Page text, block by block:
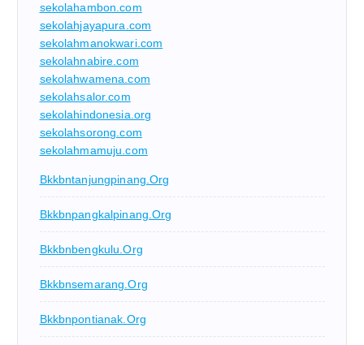
sekolahambon.com
sekolahjayapura.com
sekolahmanokwari.com
sekolahnabire.com
sekolahwamena.com
sekolahsalor.com
sekolahindonesia.org
sekolahsorong.com
sekolahmamuju.com
Bkkbntanjungpinang.org
Bkkbnpangkalpinang.org
Bkkbnbengkulu.org
Bkkbnsemarang.org
Bkkbnpontianak.org